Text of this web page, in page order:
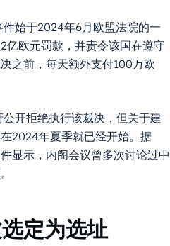
件始于2024年6月欧盟法院的一
亿欧元罚款，并责令该国在遵守
之前，每天额外支付100万欧
开拒绝执行该裁决，但关于建
2024年夏季就已经开始。据
显示，内阁会议曾多次讨论过中
定为选址